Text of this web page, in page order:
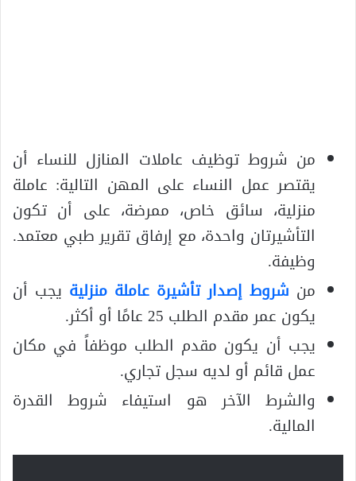
من شروط توظيف عاملات المنازل للنساء أن
يقتصر عمل النساء على المهن التالية: عاملة
منزلية، سائق خاص، ممرضة، على أن تكون
التأشيرتان واحدة، مع إرفاق تقرير طبي معتمد.
وظيفة.
من شروط إصدار تأشيرة عاملة منزلية يجب أن
يكون عمر مقدم الطلب 25 عامًا أو أكثر.
يجب أن يكون مقدم الطلب موظفاً في مكان
عمل قائم أو لديه سجل تجاري.
والشرط الآخر هو استيفاء شروط القدرة
المالية.